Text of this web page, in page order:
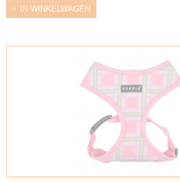
IN WINKELWAGEN